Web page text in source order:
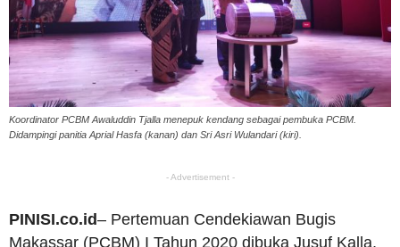
Koordinator PCBM Awaluddin Tjalla menepuk kendang sebagai pembuka PCBM.
Didampingi panitia Aprial Hasfa (kanan) dan Sri Asri Wulandari (kiri).
- Advertisement -
PINISI.co.id– Pertemuan Cendekiawan Bugis
Makassar (PCBM) I Tahun 2020 dibuka Jusuf Kalla,